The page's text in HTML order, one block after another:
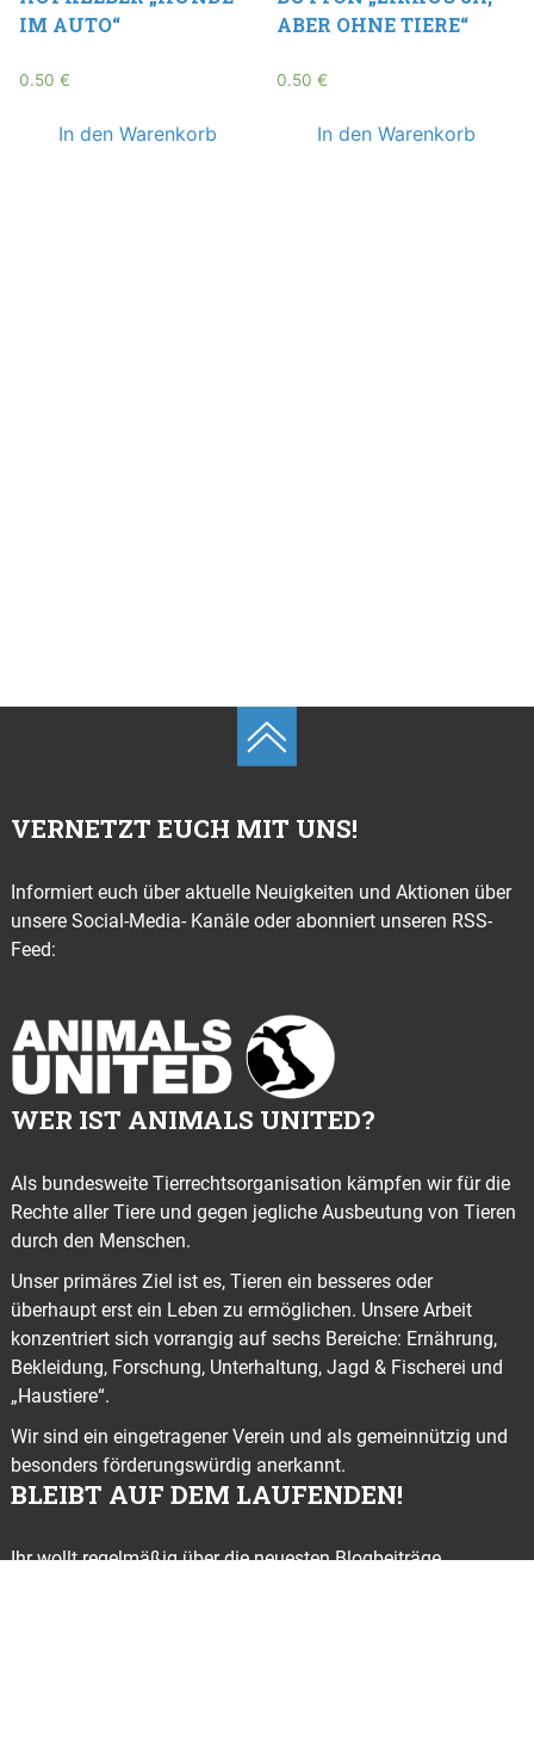
IM AUTO“
0.50 €
In den Warenkorb
ABER OHNE TIERE“
0.50€
In den Warenkorb
VERNETZT EUCH MIT UNS!
Informiert euch über aktuelle Neuigkeiten und Aktionen über
unsere Social-Media- Kanäle oder abonniert unseren RSS-
Feed:
WER IST ANIMALS UNITED?
Als bundesweite Tierrechtsorganisation kämpfen wir für die
Rechte aller Tiere und gegen jegliche Ausbeutung von Tieren
durch den Menschen.
Unser primäres Ziel ist es, Tieren ein besseres oder
überhaupt erst ein Leben zu ermöglichen. Unsere Arbeit
konzentriert sich vorrangig auf sechs Bereiche: Ernährung,
Bekleidung, Forschung, Unterhaltung, Jagd & Fischerei und
„Haustiere“.
Wir sind ein eingetragener Verein und als gemeinnützig und
besonders förderungswürdig anerkannt.
BLEIBT AUF DEM LAUFENDEN!
Ihr wollt regelmäßig über die neuesten Blogbeiträge,